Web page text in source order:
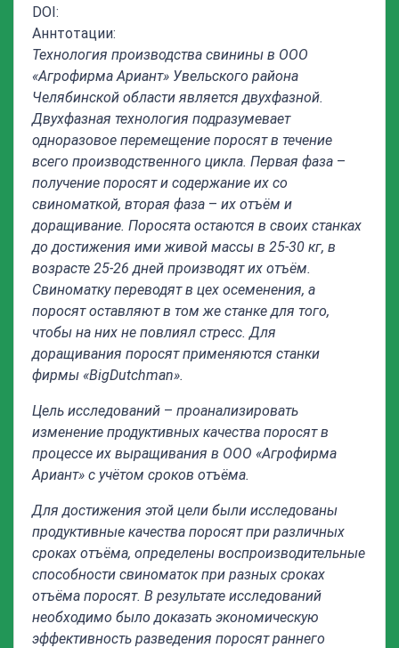
DOI:
Аннтотации:
Технология производства свинины в ООО
«Агрофирма Ариант» Увельского района
Челябинской области является двухфазной.
Двухфазная технология подразумевает
одноразовое перемещение поросят в течение
всего производственного цикла. Первая фаза –
получение поросят и содержание их со
свиноматкой, вторая фаза – их отъём и
доращивание. Поросята остаются в своих станках
до достижения ими живой массы в 25-30 кг, в
возрасте 25-26 дней производят их отъём.
Свиноматку переводят в цех осеменения, а
поросят оставляют в том же станке для того,
чтобы на них не повлиял стресс. Для
доращивания поросят применяются станки
фирмы «BigDutchman».
Цель исследований – проанализировать
изменение продуктивных качества поросят в
процессе их выращивания в ООО «Агрофирма
Ариант» с учётом сроков отъёма.
Для достижения этой цели были исследованы
продуктивные качества поросят при различных
сроках отъёма, определены воспроизводительные
способности свиноматок при разных сроках
отъёма поросят. В результате исследований
необходимо было доказать экономическую
эффективность разведения поросят раннего